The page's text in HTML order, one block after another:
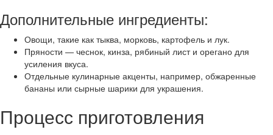
Дополнительные ингредиенты:
Овощи, такие как тыква, морковь, картофель и лук.
Пряности — чеснок, кинза, рябиный лист и орегано для
усиления вкуса.
Отдельные кулинарные акценты, например, обжаренные
бананы или сырные шарики для украшения.
Процесс приготовления